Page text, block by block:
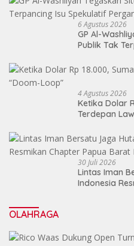
6 Agustus 2026
GP Al-
Publik Tak
4 Agustus 2026
Ketika Dolar
Terdepan
30 Juli 2026
Lintas Iman
Indonesia
OLAHRAGA